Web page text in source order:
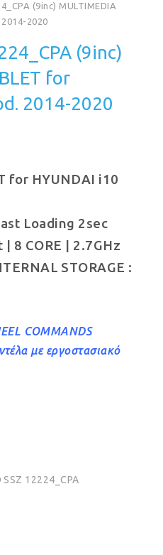
(9inc) MULTIMEDIA
2020
(9inc)
for
2014-2020
for HYUNDAI i10
Loading 2sec
8 CORE | 2.7GHz
STORAGE :
COMMANDS
με εργοστασιακό
SSZ 12224_CPA